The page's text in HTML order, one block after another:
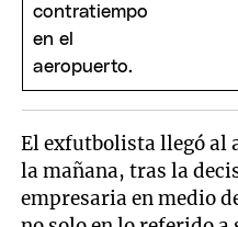
El exfutbolista llegó al
la mañana, tras la
empresaria en medio